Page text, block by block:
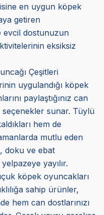
en uygun köpek
getiren
evcil dostunuzun
eksiksiz
Çeşitleri
uygulandığı köpek
paylaştığınız can
seçenekler sunar. Tüylü
hem de
mutlu eden
doku ve ebat
yayılır.
köpek oyuncakları
sahip ürünler,
hem can dostlarınızı